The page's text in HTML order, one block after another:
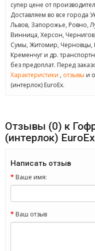
супер цене от
Доставляем во все города
Львов, Запорожье, Ровно,
Винница, Херсон,
Сумы, Житомир, Черновцы,
Кременчуг и др.
без предоплат. Перед
Характеристики , отзывы и
(интерлок) EuroEx.
Отзывы (0) к
(интерлок)
Написать отзыв
Ваше имя:
Ваш отзыв